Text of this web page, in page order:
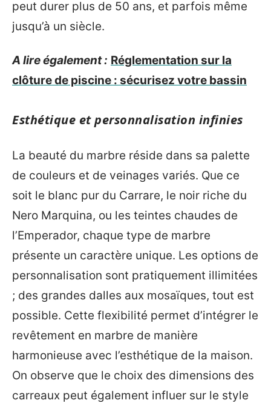
peut durer plus de 50 ans, et parfois même
jusqu’à un siècle.
A lire également : Réglementation sur la
clôture de piscine : sécurisez votre bassin
Esthétique et personnalisation infinies
La beauté du marbre réside dans sa palette
de couleurs et de veinages variés. Que ce
soit le blanc pur du Carrare, le noir riche du
Nero Marquina, ou les teintes chaudes de
l’Emperador, chaque type de marbre
présente un caractère unique. Les options de
personnalisation sont pratiquement illimitées
; des grandes dalles aux mosaïques, tout est
possible. Cette flexibilité permet d’intégrer le
revêtement en marbre de manière
harmonieuse avec l’esthétique de la maison.
On observe que le choix des dimensions des
carreaux peut également influer sur le style